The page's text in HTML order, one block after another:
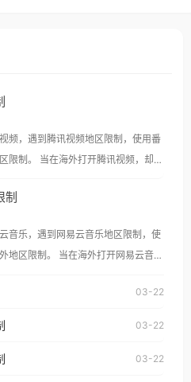
频，遇到腾讯视频地区限制，使用番
腾讯视频，却突
一样，出现地区及版权限制问题，且
到这个问题的朋友们，
速器，即可解决「海外用户收听腾讯
拿大、澳大利亚、欧洲等国家和地区
制
音乐，遇到网易云音乐地区限制，使
当在海外打开网易云音
、美
大利亚、欧洲等国家和地区时，网易
国大陆地区播放。 遇到这个问题
03-22
03-22
03-22